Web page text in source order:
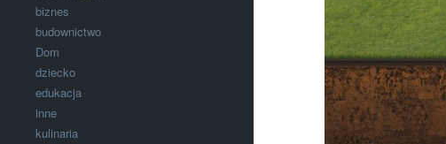
biznes
budownictwo
Dom
dziecko
edukacja
inne
kulinaria